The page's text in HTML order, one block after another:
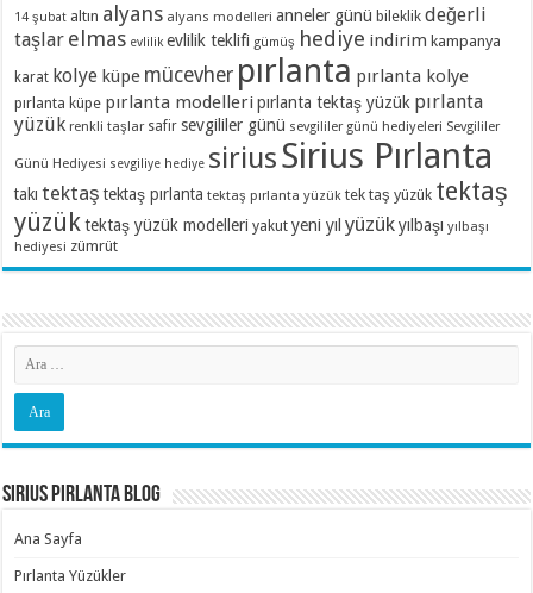
14 şubat altın alyans alyans modelleri anneler günü bileklik değerli
taşlar elmas evlilik evlilik teklifi gümüş hediye indirim kampanya
karat kolye küpe mücevher pırlanta pırlanta kolye
pırlanta küpe pırlanta modelleri pırlanta tektaş yüzük pırlanta
yüzük renkli taşlar safir sevgililer günü sevgililer günü hediyeleri Sevgililer
Günü Hediyesi sevgiliye hediye siriusSirius Pırlanta
takı tektaş tektaş pırlanta tektaş pırlanta yüzük tek taş yüzük tektaş
yüzük tektaş yüzük modelleri yakut yeni yıl yüzük yılbaşı yılbaşı
hediyesi zümrüt
Sirius Pırlanta Blog
Ana Sayfa
Pırlanta Yüzükler